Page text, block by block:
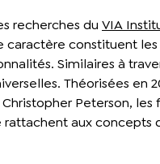
recherches du VIA
caractère constituent
Similaires à
Théorisées en
Peterson, les
rattachent aux concepts